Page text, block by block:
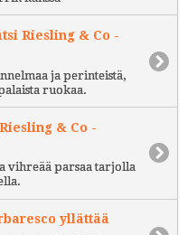
Riesling & Co -
ja perinteistä,
ruokaa.
& Co -
vihreää parsaa tarjolla
yllättää